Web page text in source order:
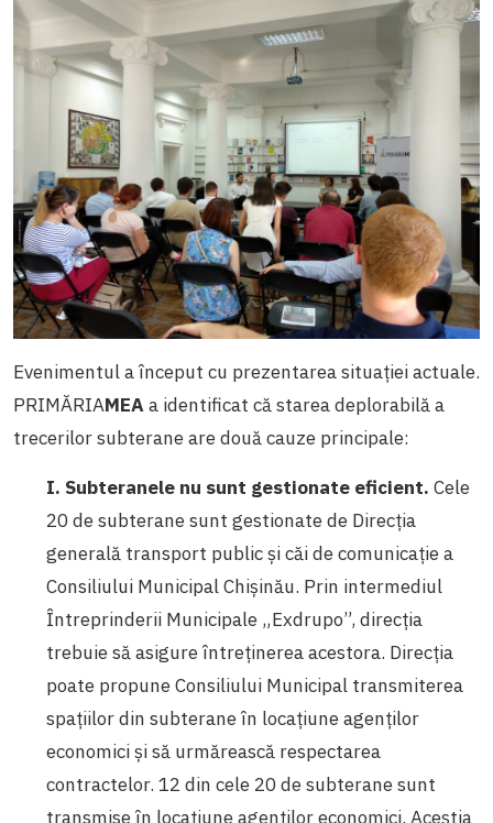
Evenimentul a început cu prezentarea situației actuale.
PRIMĂRIAMEAa identificat că starea deplorabilă a
trecerilor subterane are două cauze principale:
I. Subteranele nu sunt gestionate eficient. Cele
20 de subterane sunt gestionate de Direcția
generală transport public și căi de comunicație a
Consiliului Municipal Chișinău. Prin intermediul
Întreprinderii Municipale „Exdrupo”, direcția
trebuie să asigure întreținerea acestora. Direcția
poate propune Consiliului Municipal transmiterea
spațiilor din subterane în locațiune agenților
economici și să urmărească respectarea
contractelor. 12 din cele 20 de subterane sunt
transmise în locațiune agenților economici. Aceștia